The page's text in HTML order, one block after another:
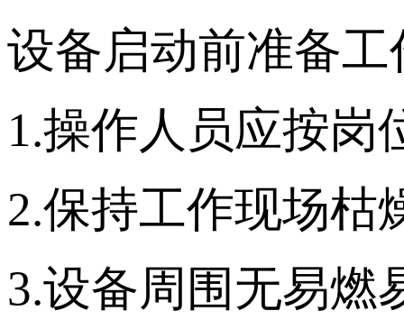
设备启动前准备工
1.操作人员应按岗
2.保持工作现场枯
3.设备周围无易燃